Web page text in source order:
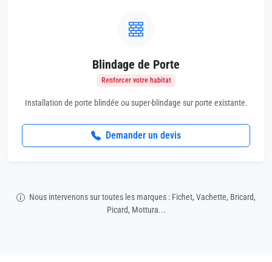
Blindage de Porte
Renforcer votre habitat
Installation de porte blindée ou super-blindage sur porte existante.
Demander un devis
Nous intervenons sur toutes les marques : Fichet, Vachette, Bricard,
Picard, Mottura...